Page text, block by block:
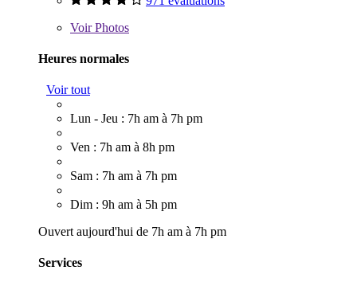
VoirPhotos
Heures normales
Voir tout
Lun - Jeu : 7h am à 7h pm
Ven : 7h am à 8h pm
Sam : 7h am à 7h pm
Dim : 9h am à 5h pm
Ouvert aujourd'hui de 7h am à 7h pm
Services